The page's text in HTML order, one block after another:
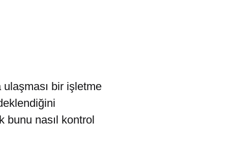
bir işletme
bunu nasıl kontrol